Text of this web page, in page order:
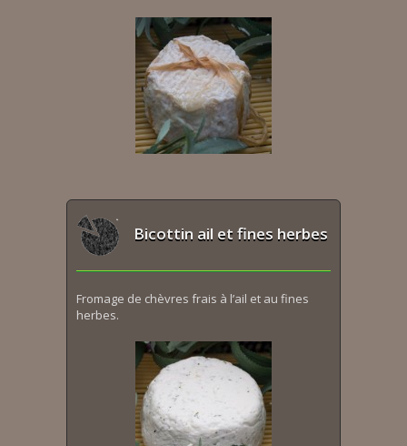
Bicottin ail et fines herbes
Fromage de chèvres frais à l’ail et au fines
herbes.